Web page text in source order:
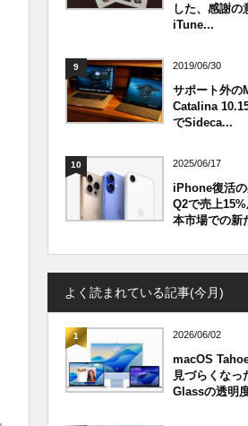
した、感謝の
iTune...
9 2019/06/30
サポート外の
Catalina
でSideca...
10 2025/06/17
iPhone復活
Q2で売上
本市場での新
よく読まれている記事(今月)
1 2026/06/02
macOS
見づらくな
Glassの透明